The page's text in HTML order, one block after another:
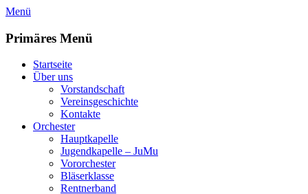
Zum
springen
Menü
Primäres Menü
Startseite
Über uns
Vorstandschaft
Vereinsgeschichte
Kontakte
Orchester
Hauptkapelle
Jugendkapelle – JuMu
Vororchester
Bläserklasse
Rentnerband